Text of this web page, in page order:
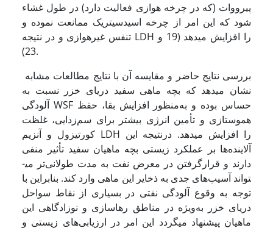
پیرووات (که در چرخه هوازی فعالیت دارد) در طول غشاء
شود که این امر از چرخه اسیدسیتریک ممانعت نموده و
تنفس غیرهوازی و در نتیجه LDH را افزایش می­دهد (19 و
23).
نشان می­دهد که بچه ماهی سفید دریای خزر نسبت به
آلودگی WSF حساس بوده و به‌منظور افزایش بقا، حفظ
هموستازی و تأمین انرژی بیشتر برای سم‌زدایی، غلظت
کورتیزول و آنزیم LDH را افزایش می­دهد. درنتیجه این
آلاینده‌ها بر عملکرد زیستی بچه ماهیان سفید تأثیر منفی
دارند و قرارگرفتن در معرض نفت به مدت طولانی‌تر می­
تواند آسیب‌های جدی به ذخایر این ماهی وارد کند. بنابراین با
توجه به وقوع آلودگی نفتی در بسیاری از نقاط سواحل
دریای خزر به‌ویژه در مناطق رهاسازی و نوزادگاهی این
ماهیان پیشنهاد می­گردد این امر در ارزیابی‌های زیستی و